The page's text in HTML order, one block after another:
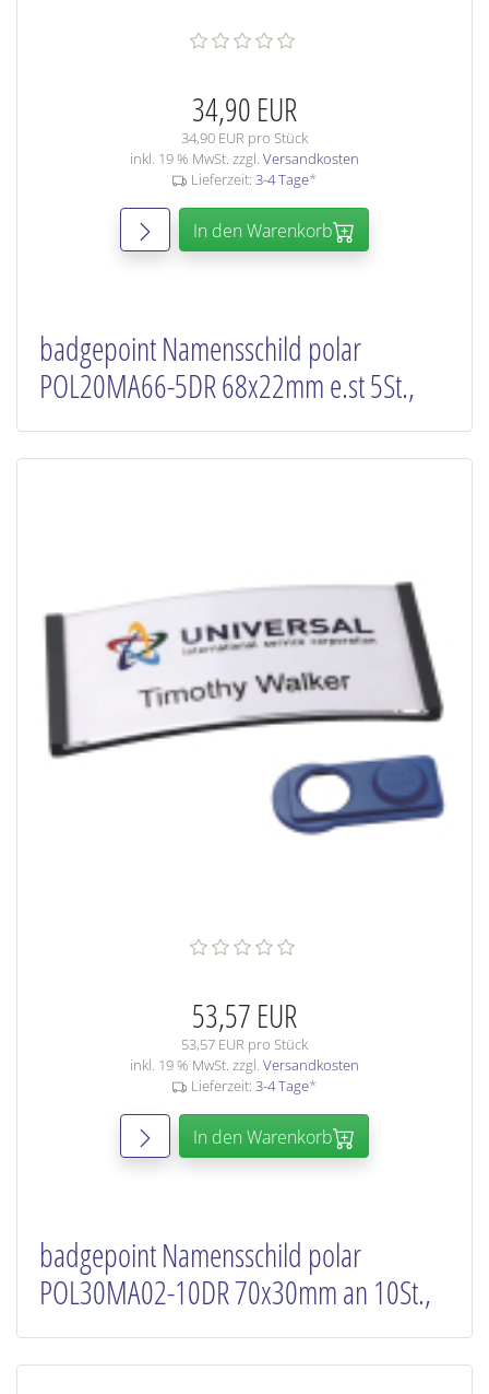
34,90 EUR
34,90 EUR pro Stück
inkl. 19 % MwSt. zzgl. Versandkosten
Lieferzeit: 3-4 Tage*
In den Warenkorb
badgepoint Namensschild polar
POL20MA66-5DR 68x22mm e.st 5St.,
53,57 EUR
53,57 EUR pro Stück
inkl. 19 % MwSt. zzgl. Versandkosten
Lieferzeit: 3-4 Tage*
In den Warenkorb
badgepoint Namensschild polar
POL30MA02-10DR 70x30mm an 10St.,